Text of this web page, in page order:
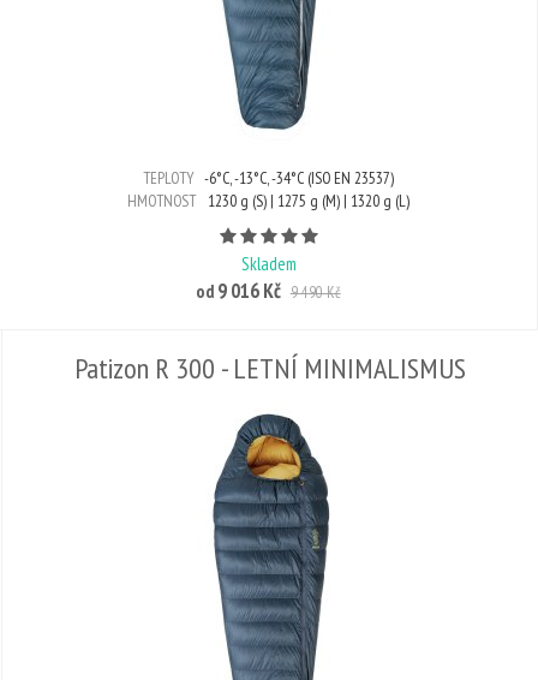
TEPLOTY -6°C, -13°C, -34°C (ISO EN 23537)
HMOTNOST
1230 g (S) | 1275 g (M) | 1320 g (L)
Skladem
od 9 016 Kč 9 490 Kč
Patizon R 300 - LETNÍ MINIMALISMUS